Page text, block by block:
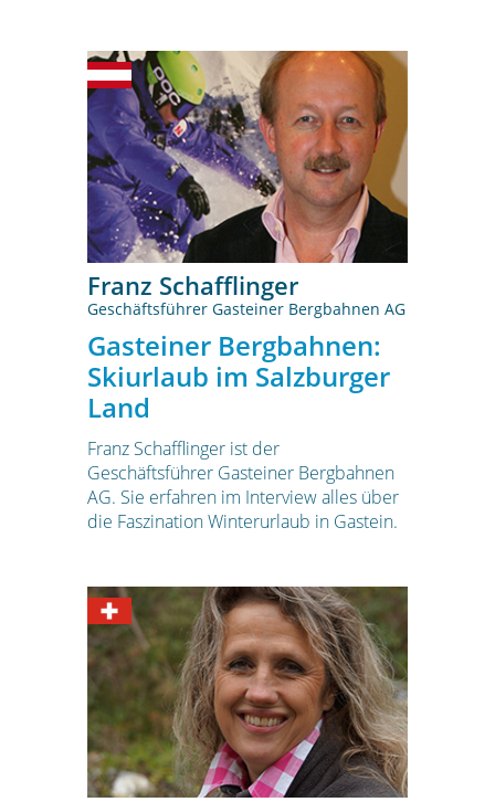
Franz Schafflinger
Geschäftsführer Gasteiner Bergbahnen AG
Gasteiner Bergbahnen:
Skiurlaub im Salzburger
Land
Franz Schafflinger ist der
Geschäftsführer Gasteiner Bergbahnen
AG. Sie erfahren im Interview alles über
die Faszination Winterurlaub in Gastein.